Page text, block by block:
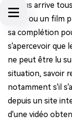
Il nous arrive
vidéo ou un film
sa complétion
s'apercevoir que
ne peut être lu
situation, savoir
notamment s'il
depuis un site
d'une vidéo